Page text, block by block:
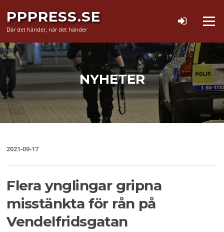
innehåll
PPPRESS.SE
Där det händer, när det händer
Meny
NYHETER
2021-09-17
Flera ynglingar gripna
misstänkta för rån på
Vendelfridsgatan